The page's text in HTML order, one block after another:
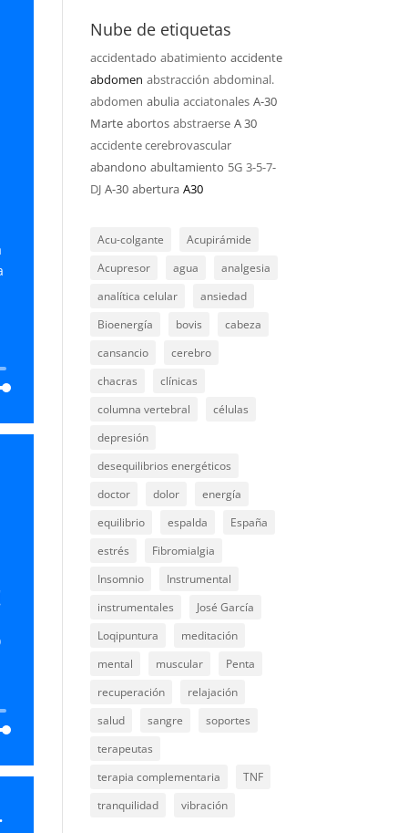
Nube de etiquetas
accidentado abatimiento accidente
abdomen abstracción abdominal.
abdomen abulia acciatonales A-30
Marte abortos abstraerse A 30
accidente cerebrovascular
abandono abultamiento 5G 3-5-7-
DJ A-30 abertura A30
Acu-colgante
Acupirámide
Acupresor
agua
analgesia
analítica celular
ansiedad
Bioenergía
bovis
cabeza
cansancio
cerebro
chacras
clínicas
columna vertebral
células
depresión
desequilibrios energéticos
doctor
dolor
energía
equilibrio
espalda
España
estrés
Fibromialgia
Insomnio
Instrumental
instrumentales
José García
Loqipuntura
meditación
mental
muscular
Penta
recuperación
relajación
salud
sangre
soportes
terapeutas
terapia complementaria
TNF
tranquilidad
vibración